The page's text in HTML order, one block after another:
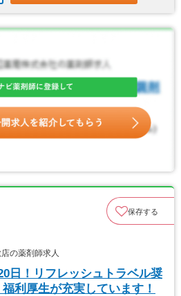
保存する
の薬剤師求人
日！リフレッシュトラベル奨
利厚生が充実しています！